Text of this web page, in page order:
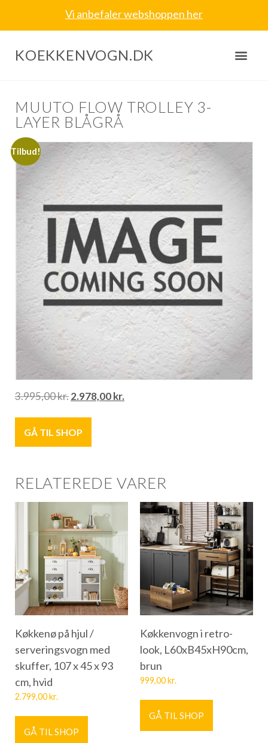
Vi anbefaler webshoppen her
KOEKKENVOGN.DK
MUUTO FLOW TROLLEY 3-
LAYER BLÅGRÅ
Tilbud!
3.995,00kr.2.978,00kr.
GÅ TIL SHOP
RELATEREDE VARER
Køkkenø på hjul /
serveringsvogn med
skuffer, 107 x 45 x 93
cm, hvid
2.799,00kr.
GÅ TIL SHOP
Køkkenvogn i retro-
look, L60xB45xH90cm,
brun
999,00kr.
GÅ TIL SHOP